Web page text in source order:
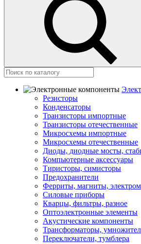
Резисторы
Конденсаторы
Транзисторы импортные
Транзисторы отечественные
Микросхемы импортные
Микросхемы отечественные
Диоды, диодные мосты,
Компьютерные аксессуары
Тиристоры, симисторы
Предохранители
Ферриты, магниты,
Силовые приборы
Кварцы, фильтры, разное
Оптоэлектронные элементы
Акустические компоненты
Трансформаторы,
Переключатели, тумблера